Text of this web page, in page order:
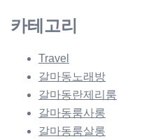
카테고리
Travel
갈마동노래방
갈마동란제리룸
갈마동룸사롱
갈마동룸살롱